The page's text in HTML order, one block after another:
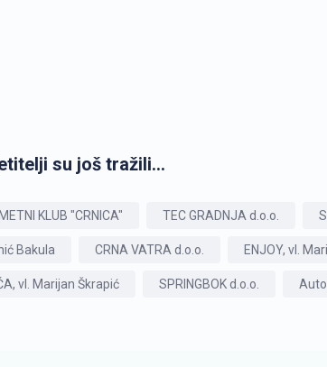
su još tražili...
KLUB "CRNICA" TEC GRADNJA d.o.o.
Bakula CRNA VATRA d.o.o. ENJOY, vl.
vl. Marijan Škrapić SPRINGBOK d.o.o.